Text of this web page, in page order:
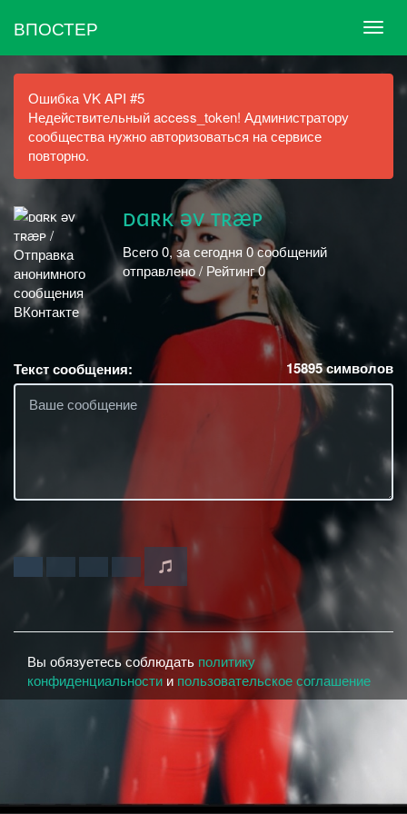
ВПОСТЕР
Ошибка VK API #5
Недействительный access_token! Администратору
сообщества нужно авторизоваться на сервисе
повторно.
ᴅɑʀᴋ əᴠ ᴛʀæᴘ
Всего 0, за сегодня 0 сообщений
отправлено / Рейтинг 0
Текст сообщения: 15895символов
Вы обязуетесь соблюдать политику
конфиденциальности и пользовательское соглашение